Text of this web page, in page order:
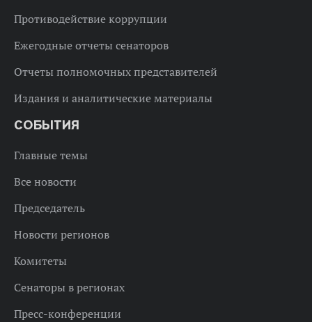
Противодействие коррупции
Ежегодные отчеты сенаторов
Отчеты полномочных представителей
Издания и аналитические материалы
СОБЫТИЯ
Главные темы
Все новости
Председатель
Новости регионов
Комитеты
Сенаторы в регионах
Пресс-конференции